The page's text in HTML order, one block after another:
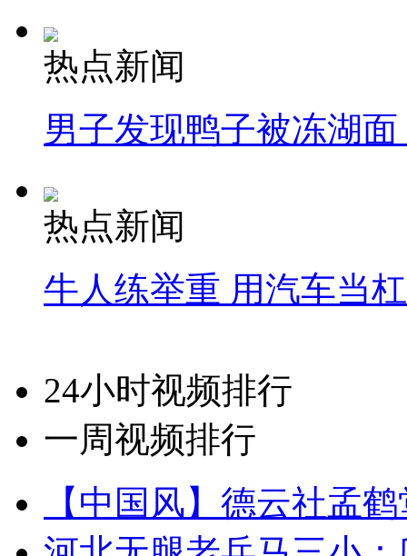
热点新闻
男子发现鸭子被冻湖
热点新闻
牛人练举重 用汽车当
24小时视频排行
一周视频排行
【中国风】德云社孟